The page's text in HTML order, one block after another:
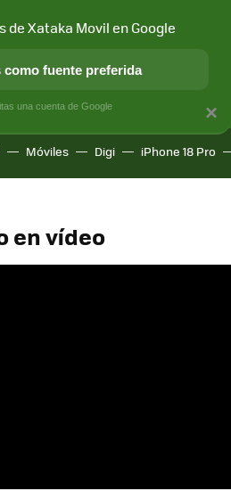
SOCIEDAD APLICACIONES
Móviles Digi iPhone 18 Pro
en vídeo
×
de Xataka Movil en Google
como fuente preferida
una cuenta de Google